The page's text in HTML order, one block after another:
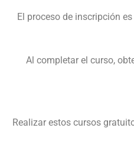
El proceso de inscripción
Al completar el curso,
Realizar estos cursos